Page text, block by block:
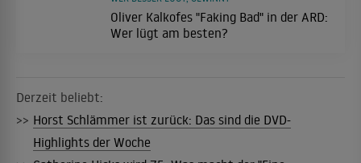
Oliver Kalkofes "Faking Bad" in der ARD:
Wer lügt am besten?
Derzeit beliebt:
>> Horst Schlämmer ist zurück: Das sind die DVD-
Highlights der Woche